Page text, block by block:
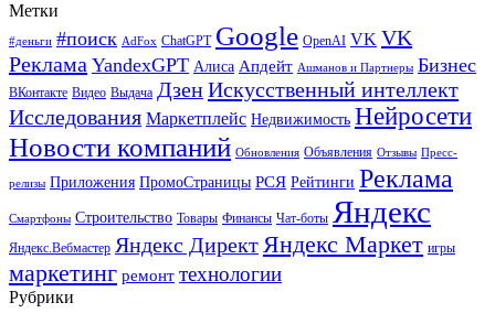
Метки
#деньги #поиск AdFox ChatGPT Google OpenAI VK VK
Реклама YandexGPT Алиса Апдейт Ашманов и Партнеры Бизнес
ВКонтакте Видео Выдача ДзенИскусственный интеллект
Исследования Маркетплейс Недвижимость Нейросети
Новости компаний Обновления Объявления Отзывы Пресс-
релизы Приложения ПромоСтраницы РСЯ Рейтинги Реклама
Смартфоны Строительство Товары Финансы Чат-боты Яндекс
Яндекс.Вебмастер Яндекс ДиректЯндекс Маркет игры
маркетинг ремонт технологии
Рубрики